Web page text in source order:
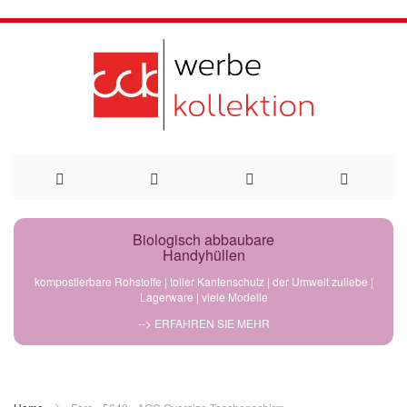
Direkt
Biologisch abbaubare
Handyhüllen
kompostierbare Rohstoffe | toller Kantenschutz | der Umwelt zuliebe |
Lagerware | viele Modelle
--> ERFAHREN SIE MEHR